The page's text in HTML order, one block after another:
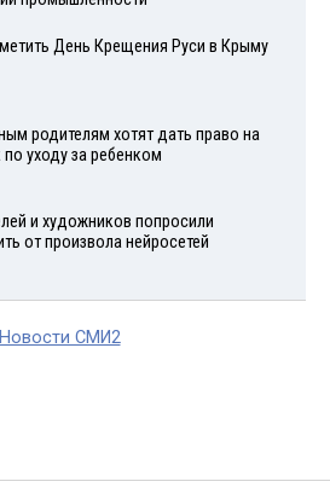
День Крещения Руси в Крыму
родителям хотят дать право на
по уходу за ребенком
и художников попросили
от произвола нейросетей
Новости СМИ2